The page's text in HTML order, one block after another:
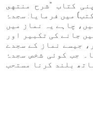
کتاب "شرح منتهى
ط. عالم الكتب) میں فرمایا: سجدۂ
چاہے یہ نماز میں
جانے کی تکبیر اور
جیسے نماز کے سجدے
جب کوئی شخص سجدۂ
بلند کرنا مستحب